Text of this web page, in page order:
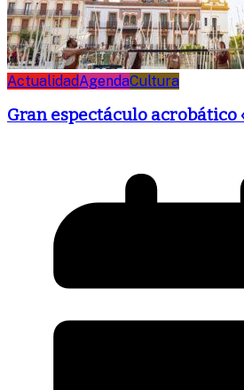
ActualidadAgendaCultura
Gran espectáculo acrobático